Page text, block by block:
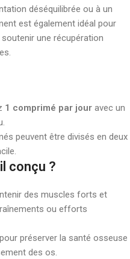
déséquilibrée ou à un
est également idéal pour
une récupération
1 comprimé par jour avec un
peuvent être divisés en deux
conçu ?
des muscles forts et
ou efforts
préserver la santé osseuse
des os.